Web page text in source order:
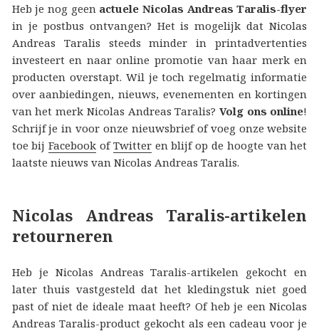
Heb je nog geen actuele Nicolas Andreas Taralis-flyer
in je postbus ontvangen? Het is mogelijk dat Nicolas
Andreas Taralis steeds minder in printadvertenties
investeert en naar online promotie van haar merk en
producten overstapt. Wil je toch regelmatig informatie
over aanbiedingen, nieuws, evenementen en kortingen
van het merk Nicolas Andreas Taralis? Volg ons online!
Schrijf je in voor onze nieuwsbrief of voeg onze website
toe bijFacebook ofTwitteren blijf op de hoogte van het
laatste nieuws van Nicolas Andreas Taralis.
Nicolas Andreas Taralis-artikelen
retourneren
Heb je Nicolas Andreas Taralis-artikelen gekocht en
later thuis vastgesteld dat het kledingstuk niet goed
past of niet de ideale maat heeft? Of heb je een Nicolas
Andreas Taralis-product gekocht als een cadeau voor je